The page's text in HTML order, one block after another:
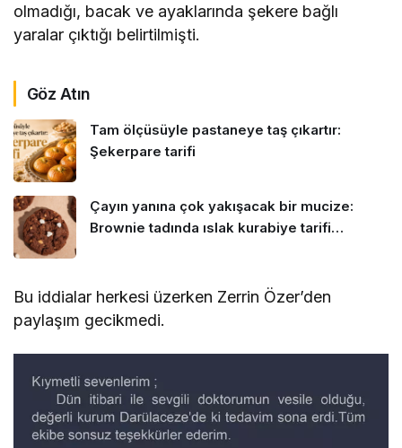
olmadığı, bacak ve ayaklarında şekere bağlı
yaralar çıktığı belirtilmişti.
Göz Atın
Tam ölçüsüyle pastaneye taş çıkartır:
Şekerpare tarifi
Çayın yanına çok yakışacak bir mucize:
Brownie tadında ıslak kurabiye tarifi…
Bu iddialar herkesi üzerken Zerrin Özer’den
paylaşım gecikmedi.